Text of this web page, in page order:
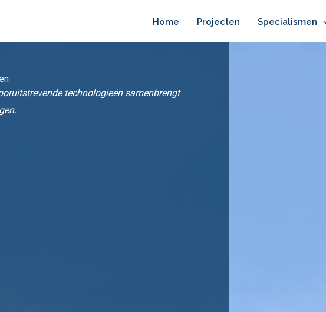
Home Projecten Specialismen
technologieën samenbrengt